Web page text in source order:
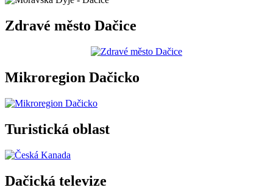
Zdravé město Dačice
Mikroregion Dačicko
Turistická oblast
Dačická televize